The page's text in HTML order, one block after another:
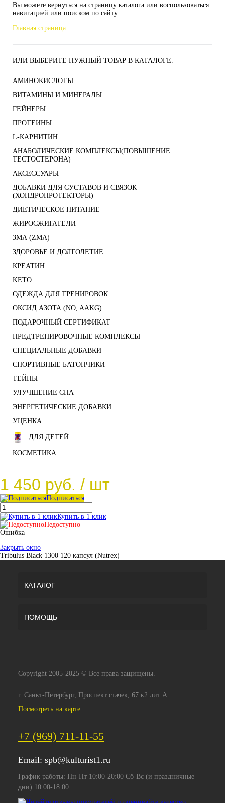
Вы можете вернуться на страницу каталога или воспользоваться
навигацией или поиском по сайту.
Главная страница
ИЛИ ВЫБЕРИТЕ НУЖНЫЙ ТОВАР В КАТАЛОГЕ.
АМИНОКИСЛОТЫ
ВИТАМИНЫ И МИНЕРАЛЫ
ГЕЙНЕРЫ
ПРОТЕИНЫ
L-КАРНИТИН
АНАБОЛИЧЕСКИЕ КОМПЛЕКСЫ(ПОВЫШЕНИЕ
ТЕСТОСТЕРОНА)
АКСЕССУАРЫ
ДОБАВКИ ДЛЯ СУСТАВОВ И СВЯЗОК
(ХОНДРОПРОТЕКТОРЫ)
ДИЕТИЧЕСКОЕ ПИТАНИЕ
ЖИРОСЖИГАТЕЛИ
ЗМА (ZMA)
ЗДОРОВЬЕ И ДОЛГОЛЕТИЕ
КРЕАТИН
KETO
ОДЕЖДА ДЛЯ ТРЕНИРОВОК
ОКСИД АЗОТА (NO, AAKG)
ПОДАРОЧНЫЙ СЕРТИФИКАТ
ПРЕДТРЕНИРОВОЧНЫЕ КОМПЛЕКСЫ
СПЕЦИАЛЬНЫЕ ДОБАВКИ
СПОРТИВНЫЕ БАТОНЧИКИ
ТЕЙПЫ
УЛУЧШЕНИЕ СНА
ЭНЕРГЕТИЧЕСКИЕ ДОБАВКИ
УЦЕНКА
ДЛЯ ДЕТЕЙ
КОСМЕТИКА
1 450 руб. / шт
Подписаться
Купить в 1 клик
Недоступно
Ошибка
Закрыть окно
Tribulus Black 1300 120 капсул (Nutrex)
КАТАЛОГ
ПОМОЩЬ
Copyright 2005-2025 © Все права защищены.
г. Санкт-Петербург, Проспект стачек, 67 к2 лит А
Посмотреть на карте
+7 (969) 711-11-55
Email: spb@kulturist1.ru
График работы: Пн-Пт 10:00-20:00 Сб-Вс (и праздничные
дни) 10:00-18:00